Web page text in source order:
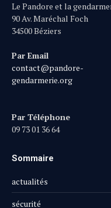
Le Pandore et la
90 Av. Maréchal Foch
34500 Béziers
Par Email
contact@pandore-
gendarmerie.org
Par Téléphone
09 73 01 36 64
Sommaire
actualités
sécurité